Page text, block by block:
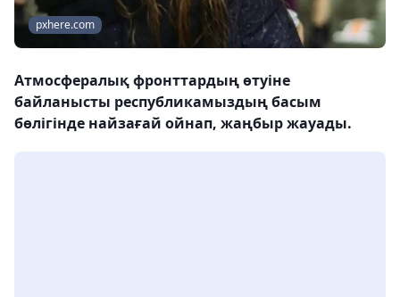
pxhere.com
Атмосфералық фронттардың өтуіне
байланысты республикамыздың басым
бөлігінде найзағай ойнап, жаңбыр жауады.